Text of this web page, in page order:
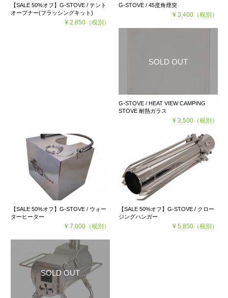
【SALE 50%オフ】G-STOVE / テント
オープナー(フラッシングキット)
¥ 2,850（税別）
G-STOVE / 45度角煙突
¥ 3,400（税別）
G-STOVE / HEAT VIEW CAMPING
STOVE 耐熱ガラス
¥ 3,500（税別）
【SALE 50%オフ】G-STOVE / ウォー
ターヒーター
¥ 7,000（税別）
【SALE 50%オフ】G-STOVE / クロー
ジングハンガー
¥ 5,850（税別）